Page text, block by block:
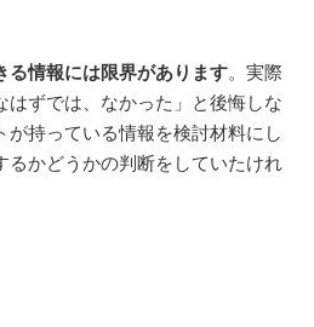
る情報には限界があります。実際
はずでは、なかった」と後悔しな
が持っている情報を検討材料にし
るかどうかの判断をしていたけれ